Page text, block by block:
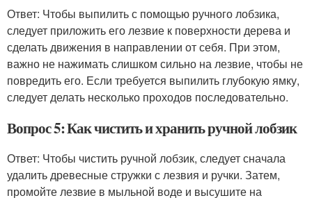
Ответ: Чтобы выпилить с помощью ручного лобзика,
следует приложить его лезвие к поверхности дерева и
сделать движения в направлении от себя. При этом,
важно не нажимать слишком сильно на лезвие, чтобы не
повредить его. Если требуется выпилить глубокую ямку,
следует делать несколько проходов последовательно.
Вопрос 5: Как чистить и хранить ручной лобзик
Ответ: Чтобы чистить ручной лобзик, следует сначала
удалить древесные стружки с лезвия и ручки. Затем,
промойте лезвие в мыльной воде и высушите на